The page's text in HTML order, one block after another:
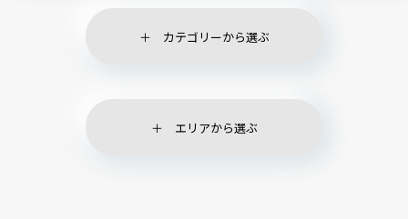
カテゴリーから選ぶ
エリアから選ぶ